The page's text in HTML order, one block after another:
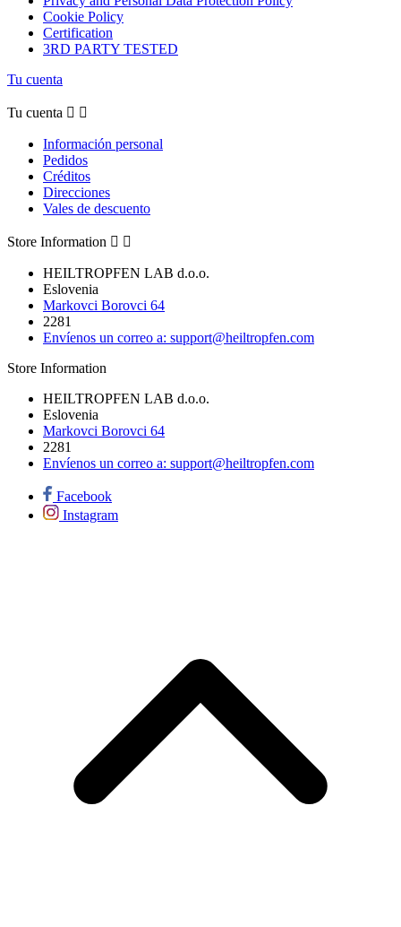
Cookie Policy
Certification
3RD PARTY TESTED
Tu cuenta
Tu cuenta  
Información personal
Pedidos
Créditos
Direcciones
Vales de descuento
Store Information  
HEILTROPFEN LAB d.o.o.
Eslovenia
Markovci Borovci 64
2281
Envíenos un correo a: support@heiltropfen.com
Store Information
HEILTROPFEN LAB d.o.o.
Eslovenia
Markovci Borovci 64
2281
Envíenos un correo a: support@heiltropfen.com
Facebook
Instagram